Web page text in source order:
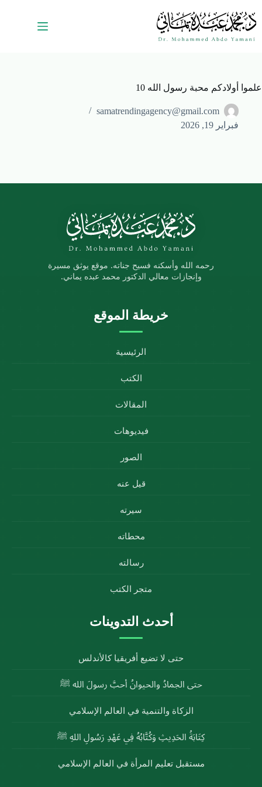
علموا أولادكم محبة رسول الله 10
samatrendingagency@gmail.com
فبراير 19, 2026
رحمه الله وأسكنه فسيح جناته. موقع يوثق مسيرة
وإنجازات معالي الدكتور محمد عبده يماني.
خريطة الموقع
الرئيسية
الكتب
المقالات
فيديوهات
الصور
قيل عنه
سيرته
محطاته
رسالته
متجر الكتب
أحدث التدوينات
حتى لا تضيع أفريقيا كالأندلس
حتى الجمادُ والحيوانُ أحبَّ رسولَ الله ﷺ
الزكاة والتنمية في العالم الإسلامي
كِتَابَةُ الحَدِيثِ وَكُتَّابُهُ فِي عَهْدِ رَسُولِ اللهِ ﷺ
مستقبل تعليم المرأة في العالم الإسلامي